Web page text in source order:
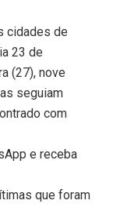
cidades de
23 de
(27), nove
seguiam
com
e receba
que foram